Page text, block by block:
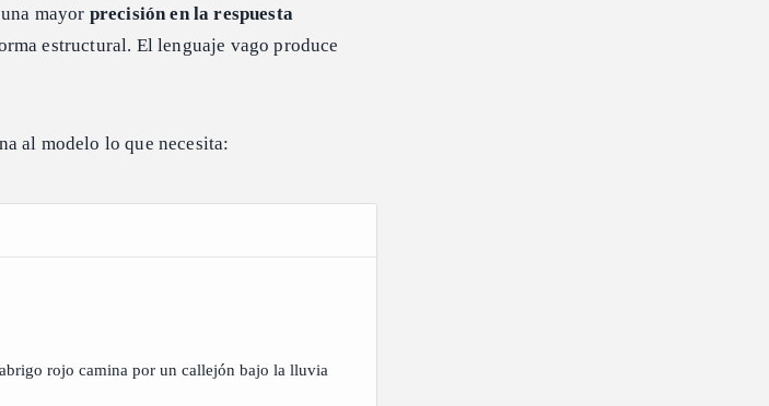
mayor precisión en la respuesta
estructural. El lenguaje vago produce
al modelo lo que necesita:
rojo camina por un callejón bajo la lluvia